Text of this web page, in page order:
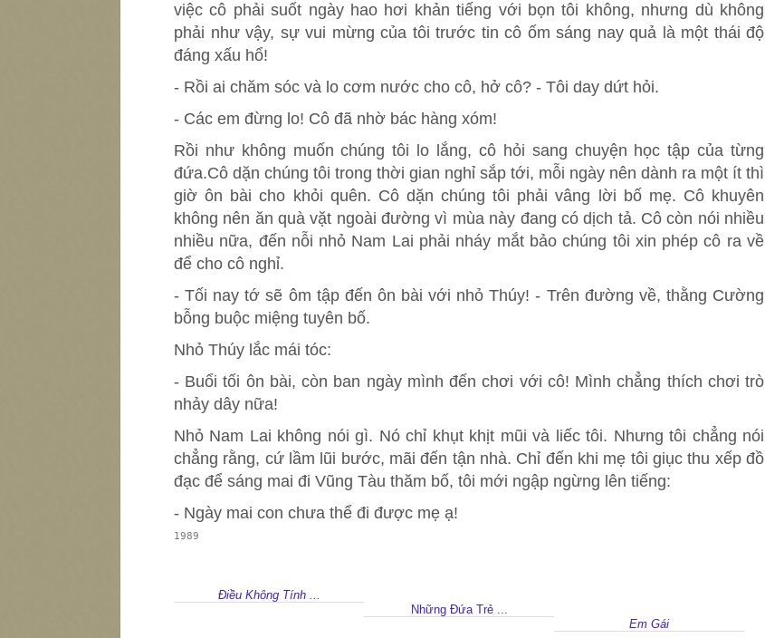
việc cô phải suốt ngày hao hơi khản tiếng với bọn tôi không, nhưng dù không
phải như vậy, sự vui mừng của tôi trước tin cô ốm sáng nay quả là một thái độ
đáng xấu hổ!
- Rồi ai chăm sóc và lo cơm nước cho cô, hở cô? - Tôi day dứt hỏi.
- Các em đừng lo! Cô đã nhờ bác hàng xóm!
Rồi như không muốn chúng tôi lo lắng, cô hỏi sang chuyện học tập của từng
đứa.Cô dặn chúng tôi trong thời gian nghỉ sắp tới, mỗi ngày nên dành ra một ít thì
giờ ôn bài cho khỏi quên. Cô dặn chúng tôi phải vâng lời bố mẹ. Cô khuyên
không nên ăn quà vặt ngoài đường vì mùa này đang có dịch tả. Cô còn nói nhiều
nhiều nữa, đến nỗi nhỏ Nam Lai phải nháy mắt bảo chúng tôi xin phép cô ra về
để cho cô nghỉ.
- Tối nay tớ sẽ ôm tập đến ôn bài với nhỏ Thúy! - Trên đường về, thằng Cường
bỗng buộc miệng tuyên bố.
Nhỏ Thúy lắc mái tóc:
- Buổi tối ôn bài, còn ban ngày mình đến chơi với cô! Mình chẳng thích chơi trò
nhảy dây nữa!
Nhỏ Nam Lai không nói gì. Nó chỉ khụt khịt mũi và liếc tôi. Nhưng tôi chẳng nói
chẳng rằng, cứ lầm lũi bước, mãi đến tận nhà. Chỉ đến khi mẹ tôi giục thu xếp đồ
đạc để sáng mai đi Vũng Tàu thăm bố, tôi mới ngập ngừng lên tiếng:
- Ngày mai con chưa thể đi được mẹ ạ!
1989
Điều Không Tính ...
Những Đứa Trẻ ...
Em Gái